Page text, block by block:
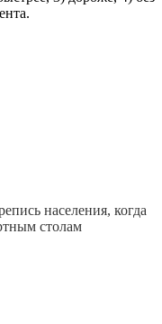
населения, когда
столам